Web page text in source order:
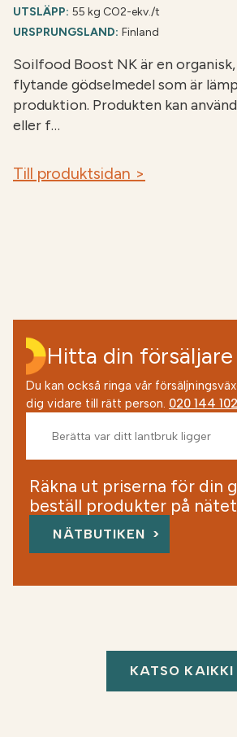
UTSLÄPP: 55 kg CO2-ekv./t
URSPRUNGSLAND: Finland
Soilfood Boost NK är en
flytande gödselmedel som är
produktion. Produkten kan
eller f…
Till produktsidan >
Hitta din försäljare
Du kan också ringa vår
dig vidare till rätt person. 020 144
Räkna ut priserna för din
beställ produkter på
NÄTBUTIKEN
KATSO KAIKKI